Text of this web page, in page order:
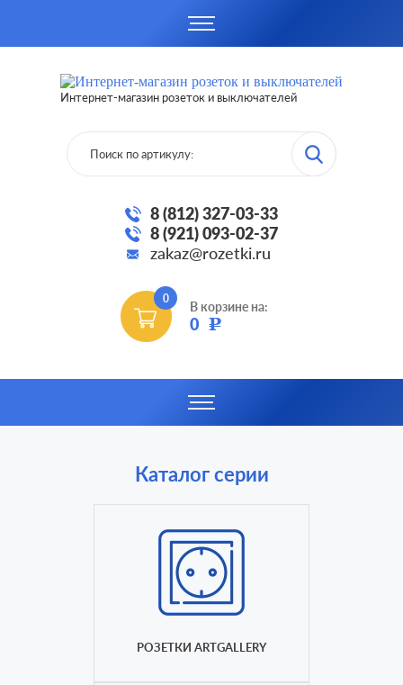
Интернет-магазин розеток и выключателей
8 (812) 327-03-33
8 (921) 093-02-37
zakaz@rozetki.ru
0
В корзине на:
0 Р
Каталог серии
РОЗЕТКИ ARTGALLERY